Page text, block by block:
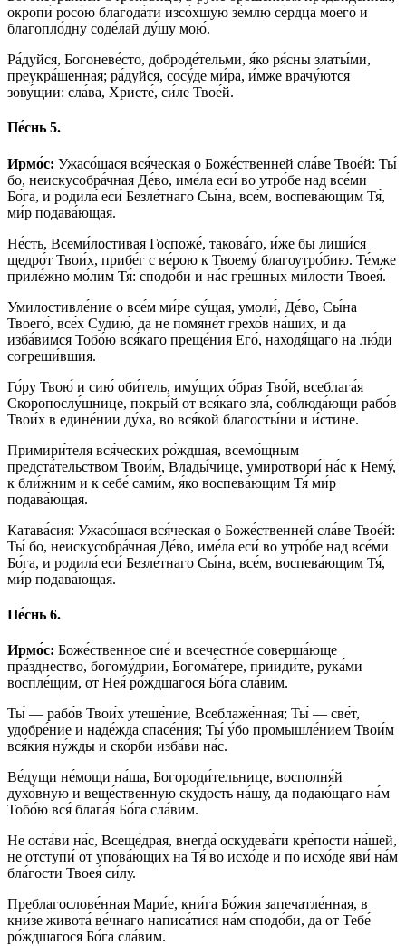
окропи́ росо́ю благода́ти изсо́хшую зе́млю се́рдца моего́ и
благопло́дну соде́лай ду́шу мою́.
Ра́дуйся, Богоневе́сто, доброде́тельми, я́ко ря́сны златы́ми,
преукра́шенная; ра́дуйся, сосу́де ми́ра, и́мже врачу́ются
зову́щии: сла́ва, Христе́, си́ле Твое́й.
Пе́снь 5.
Ирмо́с: Ужасо́шася вся́ческая о Боже́ственней сла́ве Твое́й: Ты́
бо, неискусобра́чная Де́во, име́ла еси́ во утро́бе над все́ми
Бо́га, и родила́ еси́ Безле́тнаго Сы́на, все́м, воспева́ющим Тя́,
ми́р подава́ющая.
Не́сть, Всеми́лостивая Госпоже́, такова́го, и́же бы лиши́ся
щедро́т Твои́х, прибе́г с ве́рою к Твоему́ благоутро́бию. Те́мже
приле́жно мо́лим Тя́: сподо́би и на́с гре́шных ми́лости Твоея́.
Умилостивле́ние о все́м ми́ре су́щая, умоли́, Де́во, Сы́на
Твоего́, все́х Судию́, да не помяне́т грехо́в на́ших, и да
изба́вимся Тобо́ю вся́каго преще́ния Его́, находя́щаго на лю́ди
согреши́вшия.
Го́ру Твою́ и сию́ оби́тель, иму́щих о́браз Тво́й, всеблага́я
Скоропослу́шнице, покры́й от вся́каго зла́, соблюда́ющи рабо́в
Твои́х в едине́нии ду́ха, во вся́кой благосты́ни и и́стине.
Примири́теля вся́ческих ро́ждшая, всемо́щным
предста́тельством Твои́м, Влады́чице, умиротвори́ на́с к Нему́,
к бли́жним и к себе́ сами́м, я́ко воспева́ющим Тя́ ми́р
подава́ющая.
Катава́сия: Ужасо́шася вся́ческая о Боже́ственней сла́ве Твое́й:
Ты́ бо, неискусобра́чная Де́во, име́ла еси́ во утро́бе над все́ми
Бо́га, и родила́ еси́ Безле́тнаго Сы́на, все́м, воспева́ющим Тя́,
ми́р подава́ющая.
Пе́снь 6.
Ирмо́с: Боже́ственное сие́ и всечестно́е соверша́юще
пра́зднество, богому́дрии, Богома́тере, прииди́те, рука́ми
воспле́щим, от Нея́ ро́ждшагося Бо́га сла́вим.
Ты́ — рабо́в Твои́х утеше́ние, Всеблаже́нная; Ты́ — све́т,
удобре́ние и наде́жда спасе́ния; Ты́ у́бо промышле́нием Твои́м
вся́кия ну́жды и ско́рби изба́ви на́с.
Ве́дущи не́мощи на́ша, Богороди́тельнице, восполня́й
духо́вную и веще́ственную ску́дость на́шу, да подаю́щаго на́м
Тобо́ю вся́ блага́я Бо́га сла́вим.
Не оста́ви на́с, Всеще́драя, внегда́ оскудева́ти кре́пости на́шей,
не отступи́ от упова́ющих на Тя́ во исхо́де и по исхо́де яви́ на́м
бла́гости Твоея́ си́лу.
Преблагослове́нная Мари́е, кни́га Бо́жия запечатле́нная, в
кни́зе живота́ ве́чнаго написа́тися на́м сподо́би, да от Тебе́
ро́ждшагося Бо́га сла́вим.